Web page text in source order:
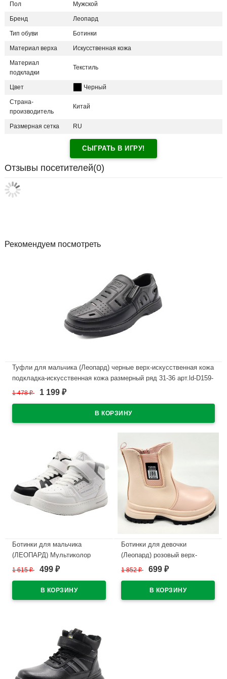
Пол Мужской
Бренд Леопард
Тип обуви Ботинки
Материал верха Искусственная кожа
Материал
подкладки
Текстиль
Цвет Черный
Страна-
производитель
Китай
Размерная сетка RU
СЫГРАТЬ В ИГРУ!
Отзывы посетителей(0)
Рекомендуем посмотреть
Туфли для мальчика (Леопард) черные верх-искусственная кожа
подкладка-искусственная кожа размерный ряд 31-36 арт.ld-D159-
1 478₽ 1 199 ₽
Ботинки для мальчика
(ЛЕОПАРД) Мультиколор
верх-искусственная кожа
ряд 32-37 арт.ld-D799-2-1
1 615₽ 499 ₽
Ботинки для девочки
(Леопард) розовый верх-
искусственная кожа
артикул ld-3920-3-3
1 852₽ 699 ₽